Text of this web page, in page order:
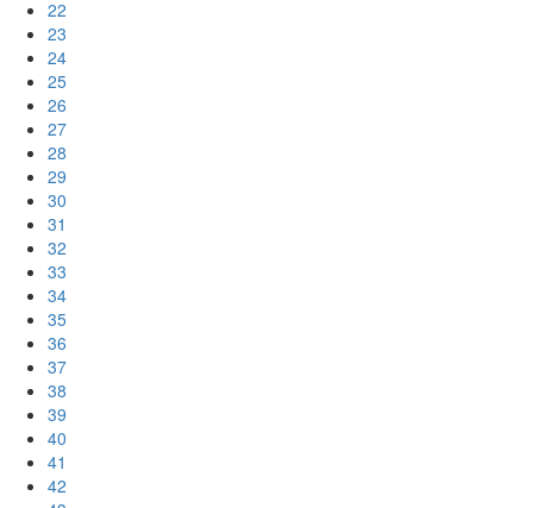
22
23
24
25
26
27
28
29
30
31
32
33
34
35
36
37
38
39
40
41
42